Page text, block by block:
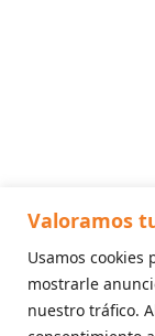
Valoramos
Usamos
mostrarle
nuestro tráfico.